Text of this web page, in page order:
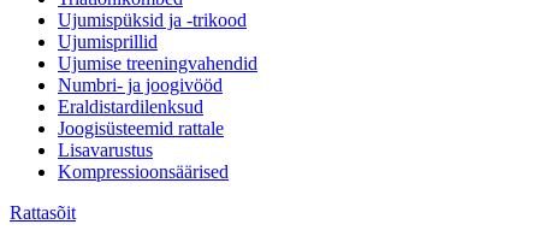
Ujumispüksid ja -trikood
Ujumisprillid
Ujumise treeningvahendid
Numbri- ja joogivööd
Eraldistardilenksud
Joogisüsteemid rattale
Lisavarustus
Kompressioonsäärised
Rattasõit